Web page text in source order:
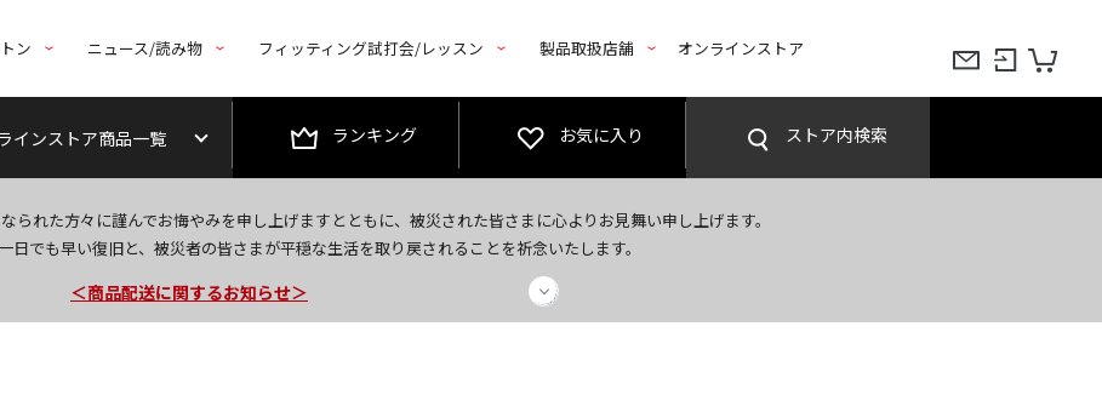
ン ニュース/読み物 フィッティング試打会/レッスン 製品取扱店舗 オンラインストア
インストア商品一覧 ランキング お気に入り ストア内検索
られた方々に謹んでお悔やみを申し上げますとともに、被災された皆さまに心よりお見舞い申し上げます。
日でも早い復旧と、被災者の皆さまが平穏な生活を取り戻されることを祈念いたします。
＜商品配送に関するお知らせ＞
＜夏季休暇中のご注文・発送・お問い合わせ＞